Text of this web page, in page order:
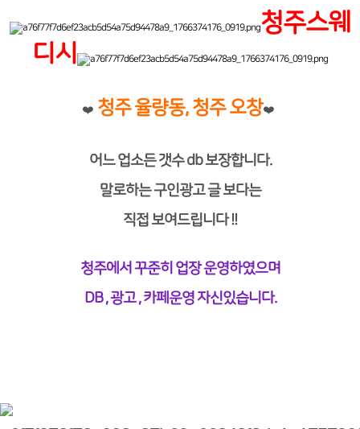
청주스웨
디시
❤️ 청주 율량동, 청주 오창❤️
어느 업소든 갯수 db 보장합니다.
말로하는 구인광고 글 보다는
직접 보여드립니다 !!
청주에서 꾸준히 업장 운영하였으며
DB , 광고 , 카페운영 자신있습니다.